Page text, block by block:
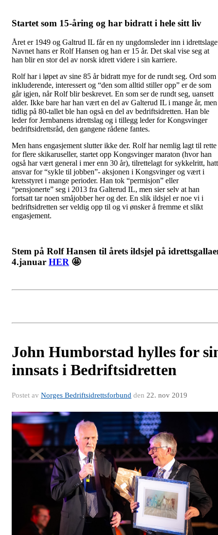
Startet som 15-åring og har bidratt i hele sitt liv
Året er 1949 og Galtrud IL får en ny ungdomsleder inn i
Navnet hans er Rolf Hansen og han er 15 år. Det skal vise seg at
han blir en stor del av norsk idrett videre i sin karriere.
Rolf har i løpet av sine 85 år bidratt mye for de rundt seg. Ord som
inkluderende, interessert og “den som alltid stiller opp” er de som
går igjen, når Rolf blir beskrevet. En som ser de rundt seg, uansett
alder. Ikke bare har han vært en del av Galterud IL i mange år, men
tidlig på 80-tallet ble han også en del av bedriftsidretten. Han ble
leder for Jernbanens idrettslag og i tillegg leder for Kongsvinger
bedriftsidrettsråd, den gangene rådene fantes.
Men hans engasjement slutter ikke der. Rolf har nemlig lagt til rette
for flere skikaruseller, startet opp Kongsvinger maraton (hvor han
også har vært general i mer enn 30 år), tilrettelagt for sykkelritt, hatt
ansvar for “sykle til jobben”- aksjonen i Kongsvinger og vært i
kretsstyret i mange perioder. Han tok “permisjon” eller
“pensjonerte” seg i 2013 fra Galterud IL, men sier selv at han
fortsatt tar noen småjobber her og der. En slik ildsjel er noe vi i
bedriftsidretten ser veldig opp til og vi ønsker å fremme et slikt
engasjement.
Stem på Rolf Hansen til årets ildsjel på
4.januar HER 🤩
John Humborstad hylles for
innsats i Bedriftsidretten
Postet av Norges Bedriftsidrettsforbund den 22. nov 2019